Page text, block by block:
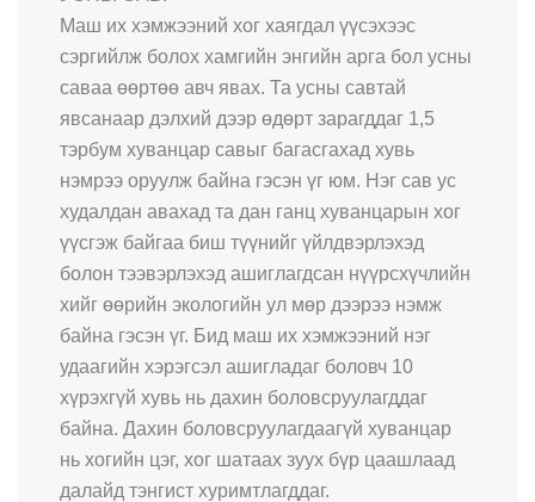
Маш их хэмжээний хог хаягдал үүсэхээс
сэргийлж болох хамгийн энгийн арга бол усны
саваа өөртөө авч явах. Та усны савтай
явсанаар дэлхий дээр өдөрт зарагддаг 1,5
тэрбум хуванцар савыг багасгахад хувь
нэмрээ оруулж байна гэсэн үг юм. Нэг сав ус
худалдан авахад та дан ганц хуванцарын хог
үүсгэж байгаа биш түүнийг үйлдвэрлэхэд
болон тээвэрлэхэд ашиглагдсан нүүрсхүчлийн
хийг өөрийн экологийн ул мөр дээрээ нэмж
байна гэсэн үг. Бид маш их хэмжээний нэг
удаагийн хэрэгсэл ашигладаг боловч 10
хүрэхгүй хувь нь дахин боловсруулагддаг
байна. Дахин боловсруулагдаагүй хуванцар
нь хогийн цэг, хог шатаах зуух бүр цаашлаад
далайд тэнгист хуримтлагддаг.